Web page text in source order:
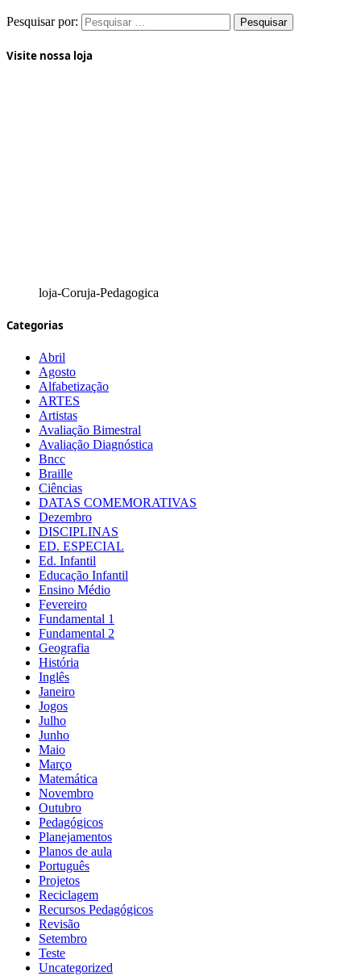
Pesquisar por:
Visite nossa loja
loja-Coruja-Pedagogica
Categorias
Abril
Agosto
Alfabetização
ARTES
Artistas
Avaliação Bimestral
Avaliação Diagnóstica
Bncc
Braille
Ciências
DATAS COMEMORATIVAS
Dezembro
DISCIPLINAS
ED. ESPECIAL
Ed. Infantil
Educação Infantil
Ensino Médio
Fevereiro
Fundamental 1
Fundamental 2
Geografia
História
Inglês
Janeiro
Jogos
Julho
Junho
Maio
Março
Matemática
Novembro
Outubro
Pedagógicos
Planejamentos
Planos de aula
Português
Projetos
Reciclagem
Recursos Pedagógicos
Revisão
Setembro
Teste
Uncategorized